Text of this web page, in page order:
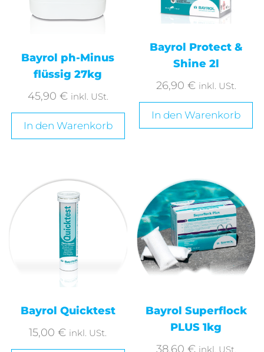
Bayrol ph-Minus
flüssig 27kg
45,90 € inkl. USt.
In den Warenkorb
Bayrol Protect &
Shine 2l
26,90 € inkl. USt.
In den Warenkorb
Bayrol Quicktest
15,00€ inkl. USt.
Bayrol Superflock
PLUS 1kg
38,60 € inkl. USt.